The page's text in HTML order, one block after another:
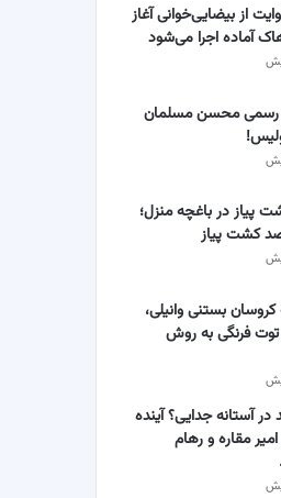
از بیضایی‌خوانی آغاز
آماده اجرا می‌شود
رسمی محسن مسلمان
پیاز در باغچه منزل؛
کشت پیاز
کروسان بستنی وانیلی،
توت فرنگی به روش
در آستانه جدایی؟ آینده
مقاره و رهام